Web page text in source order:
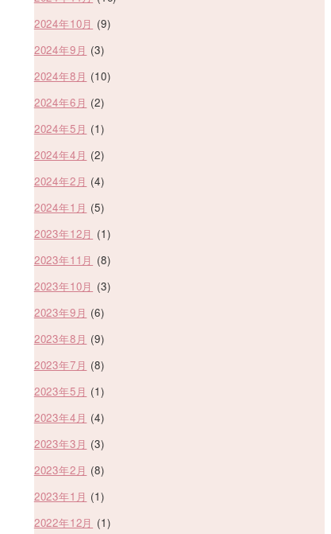
2024年10月 (9)
2024年9月 (3)
2024年8月 (10)
2024年6月 (2)
2024年5月 (1)
2024年4月 (2)
2024年2月 (4)
2024年1月 (5)
2023年12月 (1)
2023年11月 (8)
2023年10月 (3)
2023年9月 (6)
2023年8月 (9)
2023年7月 (8)
2023年5月 (1)
2023年4月 (4)
2023年3月 (3)
2023年2月 (8)
2023年1月 (1)
2022年12月 (1)